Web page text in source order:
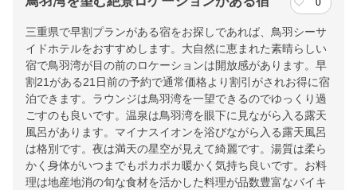
0
三重県で早割プランがある宿をお探しであれば、鳥羽シーサ
イドホテルをおすすめします。大自然に恵まれた素晴らしい
宿で鳥羽湾が目の前のロケーションは開放感があります。早
割21がある21日前の予約で通常価格より割引がされお得に宿
泊できます。ラウンジは鳥羽湾を一望できるのでゆっくり過
ごすのも良いです。温泉は鳥羽湾を眼下に見ながら入る露天
風呂があります。マイナスイオンを浴びながら入る露天風呂
は格別です。夜は満天の星空が見えて綺麗です。湯質は柔ら
かく身体がいつまでもポカポカ暖かく気持ち良いです。お料
理は地産地消の旬な食材を活かした料理が品数豊富なバイキ